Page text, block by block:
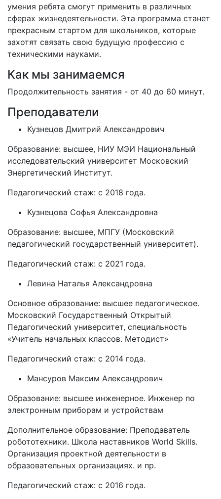
умения ребята смогут применить в различных
сферах жизнедеятельности. Эта программа станет
прекрасным стартом для школьников, которые
захотят связать свою будущую профессию с
техническими науками.
Как мы занимаемся
Продолжительность занятия - от 40 до 60 минут.
Преподаватели
Кузнецов Дмитрий Александрович
Образование: высшее, НИУ МЭИ Национальный
исследовательский университет Московский
Энергетический Институт.
Педагогический стаж: с 2018 года.
Кузнецова Софья Александровна
Образование: высшее, МПГУ (Московский
педагогический государственный университет).
Педагогический стаж: с 2021 года.
Левина Наталья Александровна
Основное образование: высшее педагогическое.
Московский Государственный Открытый
Педагогический университет, специальность
«Учитель начальных классов. Методист»
Педагогический стаж: с 2014 года.
Мансуров Максим Александрович
Образование: высшее инженерное. Инженер по
электронным приборам и устройствам
Дополнительное образование: Преподаватель
робототехники. Школа наставников World Skills.
Организация проектной деятельности в
образовательных организациях. и пр.
Педагогический стаж: с 2016 года.